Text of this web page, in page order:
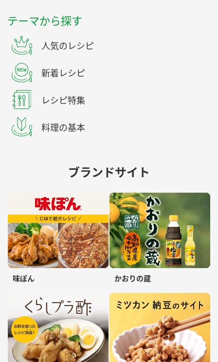
テーマから探す
人気のレシピ
新着レシピ
レシピ特集
料理の基本
ブランドサイト
味ぽん かおりの蔵